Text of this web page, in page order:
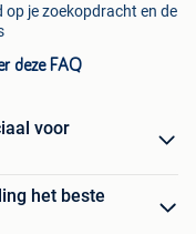
je zoekopdracht en de
deze FAQ
voor
het beste